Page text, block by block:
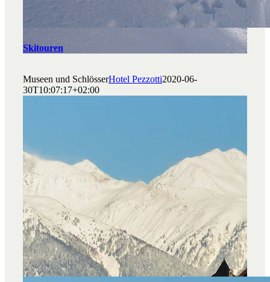
Skitouren
Museen und SchlösserHotel Pezzotti2020-06-
30T10:07:17+02:00